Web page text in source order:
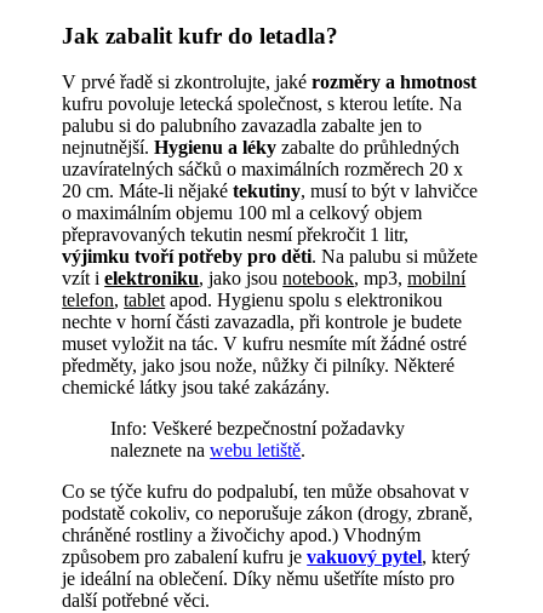
Jak zabalit kufr do letadla?
V prvé řadě si zkontrolujte, jakérozměry a hmotnost
kufru povoluje letecká společnost, s kterou letíte. Na
palubu si do palubního zavazadla zabalte jen to
nejnutnější.Hygienu a léky zabalte do průhledných
uzavíratelných sáčků o maximálních rozměrech 20 x
20 cm. Máte-li nějakétekutiny, musí to být v lahvičce
o maximálním objemu 100 ml a celkový objem
přepravovaných tekutin nesmí překročit 1 litr,
výjimku tvoří potřeby pro děti. Na palubu si můžete
vzít ielektroniku, jako jsounotebook, mp3,mobilní
telefon,tabletapod. Hygienu spolu s elektronikou
nechte v horní části zavazadla, při kontrole je budete
muset vyložit na tác. V kufru nesmíte mít žádné ostré
předměty, jako jsou nože, nůžky či pilníky. Některé
chemické látky jsou také zakázány.
Info: Veškeré bezpečnostní požadavky
naleznete nawebu letiště.
Co se týče kufru do podpalubí, ten může obsahovat v
podstatě cokoliv, co neporušuje zákon (drogy, zbraně,
chráněné rostliny a živočichy apod.) Vhodným
způsobem pro zabalení kufru jevakuový pytel, který
je ideální na oblečení. Díky němu ušetříte místo pro
další potřebné věci.